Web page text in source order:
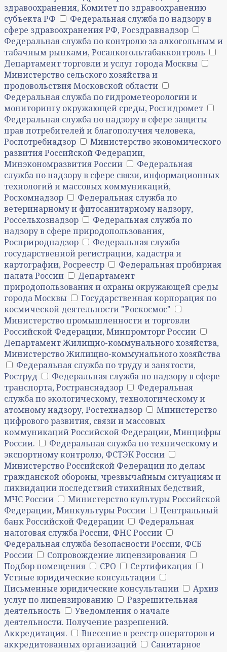
здравоохранения, Комитет по здравоохранению
субъекта РФ
Федеральная служба по надзору в
сфере здравоохранения РФ, Росздравнадзор
Федеральная служба по контролю за алкогольным и
табачным рынками, Росалкогольтабакконтроль
Департамент торговли и услуг города Москвы
Министерство сельского хозяйства и
продовольствия Московской области
Федеральная служба по гидрометеорологии и
мониторингу окружающей среды, Росгидромет
Федеральная служба по надзору в сфере защиты
прав потребителей и благополучия человека,
Роспотребнадзор
Министерство экономического
развития Российской Федерации,
Минэкономразвития России
Федеральная
служба по надзору в сфере связи, информационных
технологий и массовых коммуникаций,
Роскомнадзор
Федеральная служба по
ветеринарному и фитосанитарному надзору,
Россельхознадзор
Федеральная служба по
надзору в сфере природопользования,
Росприроднадзор
Федеральная служба
государственной регистрации, кадастра и
картографии, Росреестр
Федеральная пробирная
палата России
Департамент
природопользования и охраны окружающей среды
города Москвы
Государственная корпорация по
космической деятельности "Роскосмос"
Министерство промышленности и торговли
Российской Федерации, Минпромторг России
Департамент Жилищно-коммунального хозяйства,
Министерство Жилищно-коммунального хозяйства
Федеральная служба по труду и занятости,
Роструд
Федеральная служба по надзору в сфере
транспорта, Ространснадзор
Федеральная
служба по экологическому, технологическому и
атомному надзору, Ростехнадзор
Министерство
цифрового развития, связи и массовых
коммуникаций Российской Федерации, Минцифры
России.
Федеральная служба по техническому и
экспортному контролю, ФСТЭК России
Министерство Российской Федерации по делам
гражданской обороны, чрезвычайным ситуациям и
ликвидации последствий стихийных бедствий,
МЧС России
Министерство культуры Российской
Федерации, Минкультуры России
Центральный
банк Российской Федерации
Федеральная
налоговая служба России, ФНС России
Федеральная служба безопасности России, ФСБ
России
Сопровождение лицензирования
Подбор помещения
СРО
Сертификация
Устные юридические консультации
Письменные юридические консультации
Архив
услуг по лицензированию
Разрешительная
деятельность
Уведомления о начале
деятельности. Получение разрешений.
Аккредитация.
Внесение в реестр операторов и
аккредитованных организаций
Санитарное